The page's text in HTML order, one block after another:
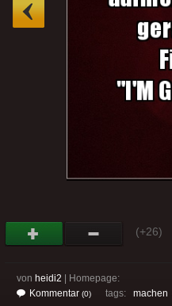
(+26)
von heidi2 | Homepage:
Kommentar (0) tags: machen